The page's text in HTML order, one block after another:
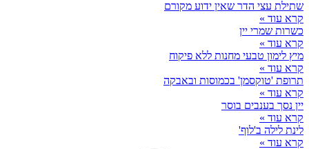
שתילת עצי הדר שאין ידוע מקורם
קרא עוד »
כשרות שמרי יין
קרא עוד »
מיץ לימון טבעי מחנות ללא פיקוח
קרא עוד »
תרופת 'טוקסמן' בכמוסות ובאבקה
קרא עוד »
יין נסך בענבים בוסר
קרא עוד »
לינת לילה ב'לוף'
קרא עוד »